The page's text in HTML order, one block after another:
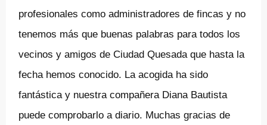
profesionales como administradores de fincas y no
tenemos más que buenas palabras para todos los
vecinos y amigos de Ciudad Quesada que hasta la
fecha hemos conocido. La acogida ha sido
fantástica y nuestra compañera Diana Bautista
puede comprobarlo a diario. Muchas gracias de